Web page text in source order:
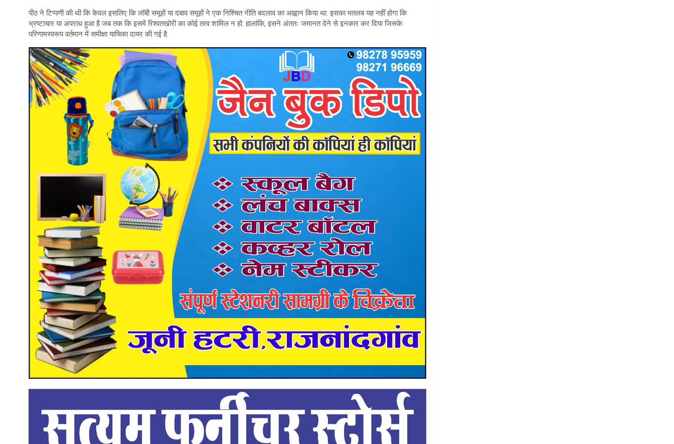
पीठ ने टिप्पणी की थी कि केवल इसलिए कि लॉबी समूहों या दबाव समूहों ने एक निश्चित नीति बदलाव का आह्वान किया था. इसका मतलब यह नहीं होगा कि
भ्रष्टाचार या अपराध हुआ है जब तक कि इसमें रिश्वतखोरी का कोई तत्व शामिल न हो. हालांकि, इसने अंततः जमानत देने से इनकार कर दिया जिसके
परिणामस्वरूप वर्तमान में समीक्षा याचिका दायर की गई है.